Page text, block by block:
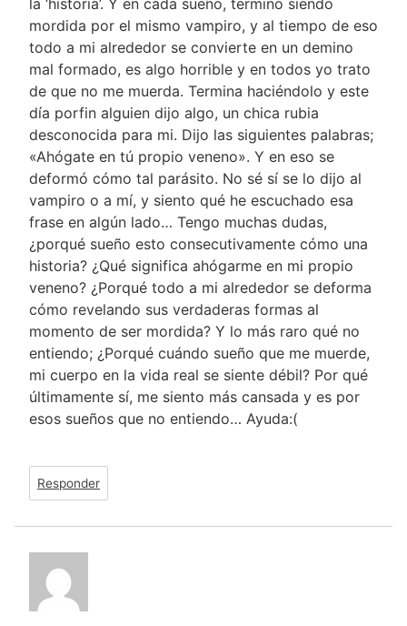
mordida por el mismo vampiro, y al tiempo de eso
todo a mi alrededor se convierte en un demino
mal formado, es algo horrible y en todos yo trato
de que no me muerda. Termina haciéndolo y este
día porfin alguien dijo algo, un chica rubia
desconocida para mi. Dijo las siguientes palabras;
«Ahógate en tú propio veneno». Y en eso se
deformó cómo tal parásito. No sé sí se lo dijo al
vampiro o a mí, y siento qué he escuchado esa
frase en algún lado… Tengo muchas dudas,
¿porqué sueño esto consecutivamente cómo una
historia? ¿Qué significa ahógarme en mi propio
veneno? ¿Porqué todo a mi alrededor se deforma
cómo revelando sus verdaderas formas al
momento de ser mordida? Y lo más raro qué no
entiendo; ¿Porqué cuándo sueño que me muerde,
mi cuerpo en la vida real se siente débil? Por qué
últimamente sí, me siento más cansada y es por
esos sueños que no entiendo… Ayuda:(
Responder